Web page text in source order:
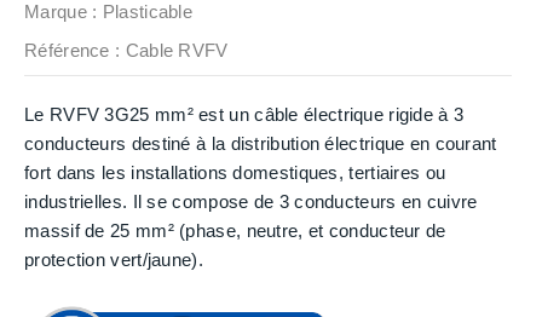
Marque : Plasticable
Référence : Cable RVFV
Le RVFV 3G25 mm² est un câble électrique rigide à 3
conducteurs destiné à la distribution électrique en courant
fort dans les installations domestiques, tertiaires ou
industrielles. Il se compose de 3 conducteurs en cuivre
massif de 25 mm² (phase, neutre, et conducteur de
protection vert/jaune).